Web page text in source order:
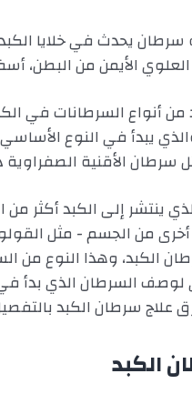
يحدث في خلايا
الأيمن من البطن،
أنواع السرطانات في
يبدأ في النوع
سرطان الأقنية
ينتشر إلى الكبد أكثر
من الجسم - مثل
الكبد، وهذا النوع من
لوصف السرطان الذي بدأ
سرطان الكبد
الكبد